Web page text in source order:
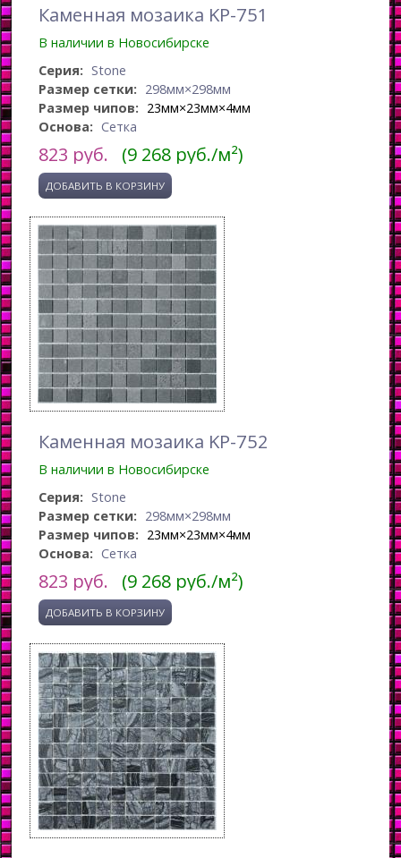
Каменная мозаика KP-751
В наличии в Новосибирске
Серия: Stone
Размер сетки: 298мм×298мм
Размер чипов: 23мм×23мм×4мм
Основа: Сетка
823 руб. (9 268 руб./м²)
Каменная мозаика KP-752
В наличии в Новосибирске
Серия: Stone
Размер сетки: 298мм×298мм
Размер чипов: 23мм×23мм×4мм
Основа: Сетка
823 руб. (9 268 руб./м²)